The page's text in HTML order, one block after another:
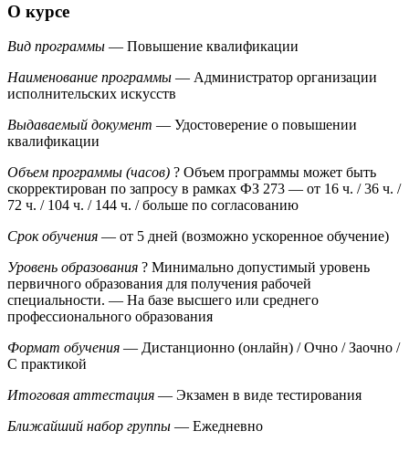
О курсе
Вид программы — Повышение квалификации
Наименование программы — Администратор организации
исполнительских искусств
Выдаваемый документ — Удостоверение о повышении
квалификации
Объем программы (часов) ? Объем программы может быть
скорректирован по запросу в рамках ФЗ 273 — от 16 ч. / 36 ч. /
72 ч. / 104 ч. / 144 ч. / больше по согласованию
Срок обучения — от 5 дней (возможно ускоренное обучение)
Уровень образования ? Минимально допустимый уровень
первичного образования для получения рабочей
специальности. — На базе высшего или среднего
профессионального образования
Формат обучения — Дистанционно (онлайн) / Очно / Заочно /
С практикой
Итоговая аттестация — Экзамен в виде тестирования
Ближайший набор группы — Ежедневно